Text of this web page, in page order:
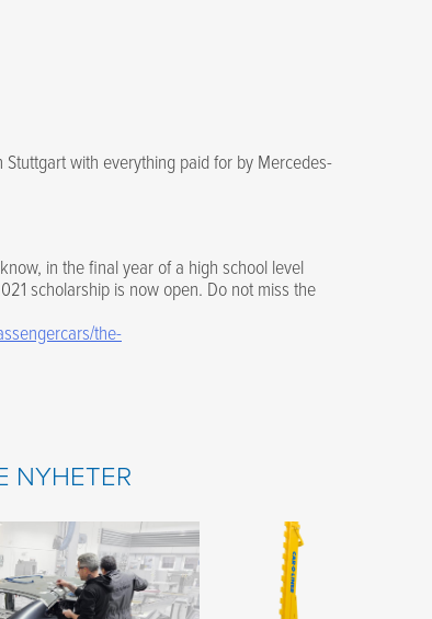
with everything paid for by Mercedes-
in the final year of a high school level
scholarship is now open. Do not miss the
the-
NYHETER